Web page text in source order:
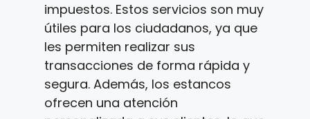
impuestos. Estos servicios son muy
útiles para los ciudadanos, ya que
les permiten realizar sus
transacciones de forma rápida y
segura. Además, los estancos
ofrecen una atención